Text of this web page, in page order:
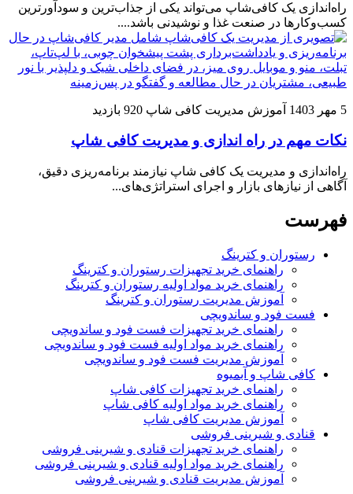
راه‌اندازی یک کافی‌شاپ می‌تواند یکی از جذاب‌ترین و سودآورترین
کسب‌وکارها در صنعت غذا و نوشیدنی باشد....
5 مهر 1403 آموزش مدیریت کافی شاپ 920 بازدید
نکات مهم در راه اندازی و مدیریت کافی شاپ
راه‌اندازی و مدیریت یک کافی شاپ نیازمند برنامه‌ریزی دقیق،
آگاهی از نیازهای بازار و اجرای استراتژی‌های...
فهرست
رستوران و کترینگ
راهنمای خرید تجهیزات رستوران و کترینگ
راهنمای خرید مواد اولیه رستوران و کترینگ
آموزش مدیریت رستوران و کترینگ
فست فود و ساندویچی
راهنمای خرید تجهیزات فست فود و ساندویچی
راهنمای خرید مواد اولیه فست فود و ساندویچی
آموزش مدیریت فست فود و ساندویچی
کافی شاپ و آبمیوه
راهنمای خرید تجهیزات کافی شاپ
راهنمای خرید مواد اولیه کافی‌ شاپ‌
آموزش مدیریت کافی شاپ
قنادی و شیرینی فروشی
راهنمای خرید تجهیزات قنادی و شیرینی فروشی
راهنمای خرید مواد اولیه قنادی و شیرینی فروشی
آموزش مدیریت قنادی و شیرینی فروشی